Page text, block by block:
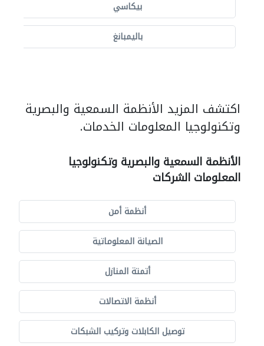
بيكاسي
باليمبانغ
اكتشف المزيد الأنظمة السمعية والبصرية
وتكنولوجيا المعلومات الخدمات.
الأنظمة السمعية والبصرية وتكنولوجيا
المعلومات الشركات
أنظمة أمن
الصيانة المعلوماتية
أتمتة المنازل
أنظمة الاتصالات
توصيل الكابلات وتركيب الشبكات